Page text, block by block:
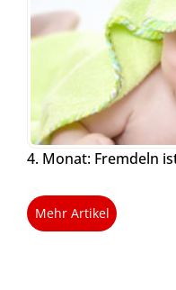
4. Monat: Fremdeln
Mehr Artikel